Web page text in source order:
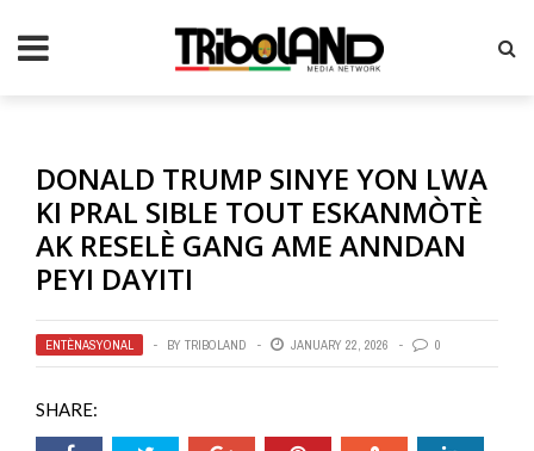
DONALD TRUMP SINYE YON LWA
KI PRAL SIBLE TOUT ESKANMÒTÈ
AK RESELÈ GANG AME ANNDAN
PEYI DAYITI
ENTÈNASYONAL BY TRIBOLAND JANUARY 22, 2026 0
SHARE: